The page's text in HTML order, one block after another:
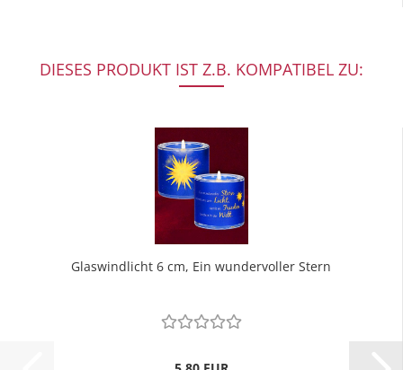
DIESES PRODUKT IST Z.B. KOMPATIBEL ZU:
Glaswindlicht 6 cm, Ein wundervoller Stern